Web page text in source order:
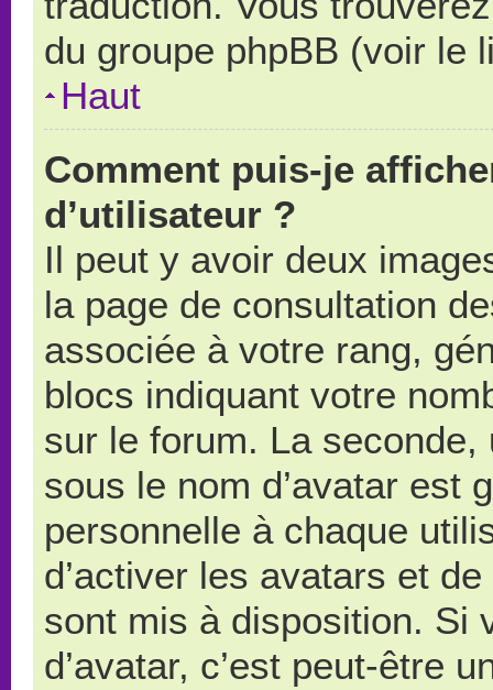
du groupe phpBB (voir le
Haut
Comment puis-je
d’utilisateur ?
Il peut y avoir deux
la page de consultation
associée à votre rang,
blocs indiquant votre
sur le forum. La
sous le nom d’avatar est
personnelle à chaque
d’activer les avatars et
sont mis à disposition. Si
d’avatar, c’est peut-être